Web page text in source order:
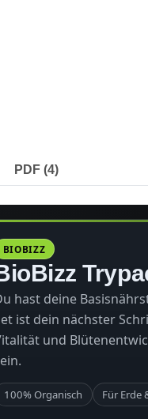
anzeigen
PDF (4)
BIOBIZZ
hast deine
ist dein nächster
und
100% Organisch Für Erde